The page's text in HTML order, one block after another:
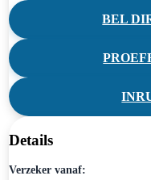
BEL
Details
Verzeker vanaf: